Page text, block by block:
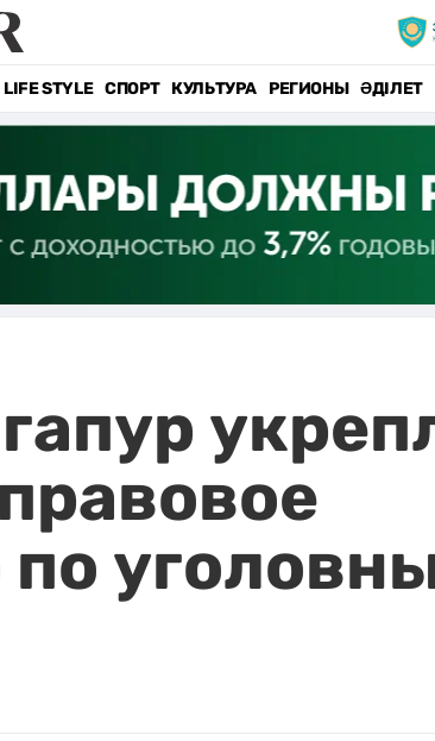
LIFE STYLE СПОРТ КУЛЬТУРА РЕГИОНЫ ӘДІЛЕТ